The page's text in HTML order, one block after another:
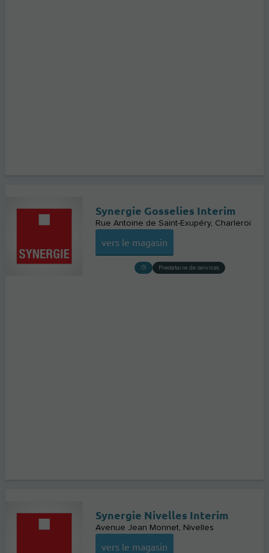
Synergie Gosselies Interim
Rue Antoine de Saint-Exupéry Charleroi
vers le magasin
Prestataire de services
Synergie Nivelles Interim
Avenue Jean Monnet Nivelles
vers le magasin